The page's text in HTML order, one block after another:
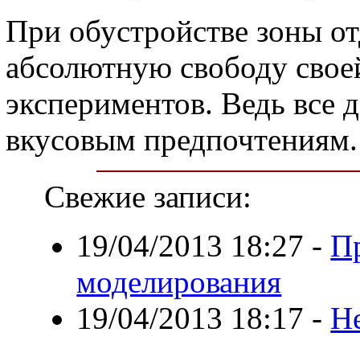
При обустройстве зоны
абсолютную свободу
экспериментов. Ведь все
вкусовым предпочтениям.
Свежие записи:
19/04/2013 18:27 -
моделирования
19/04/2013 18:17 -